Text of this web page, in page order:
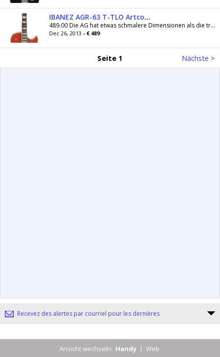
IBANEZ AGR-63 T-TLO Artcore Hollowbody
489.00 Die AG hat etwas schmalere Dimensionen als die traditionellen
Dec 26, 2013 - € 489
Seite 1 Nächste >
Recevez des alertes par courriel pour les dernières
Ansicht wechseln: Handy | Web